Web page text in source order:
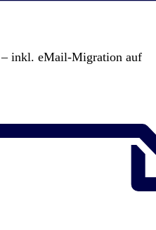
– inkl. eMail-Migration auf